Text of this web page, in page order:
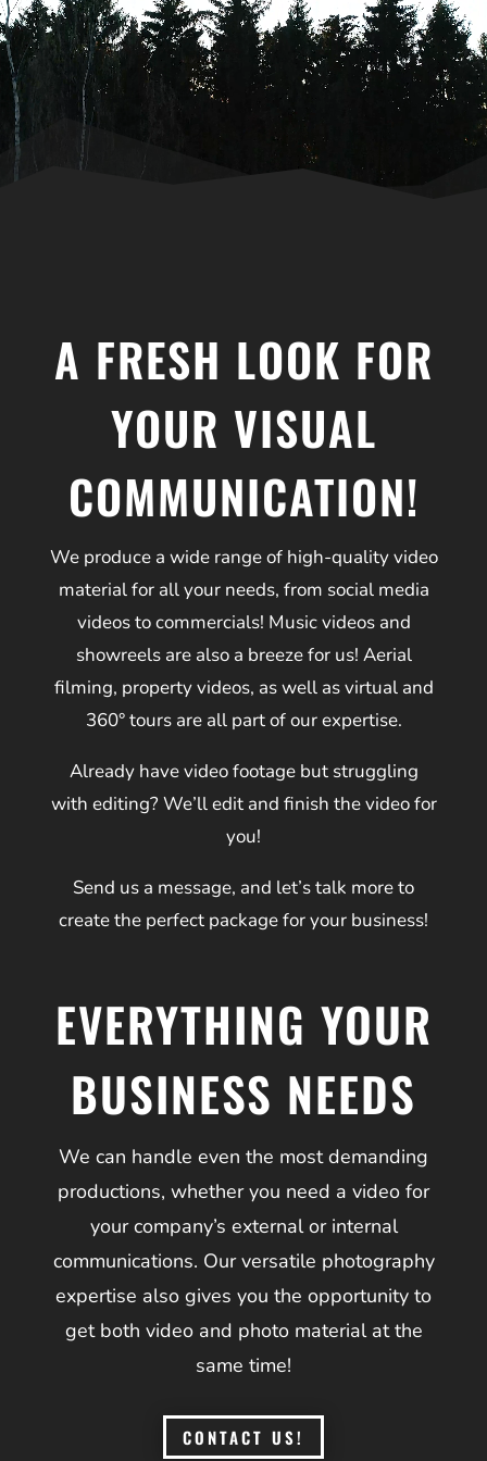
A FRESH LOOK FOR
YOUR VISUAL
COMMUNICATION!
We produce a wide range of high-quality video
material for all your needs, from social media
videos to commercials! Music videos and
showreels are also a breeze for us! Aerial
filming, property videos, as well as virtual and
360° tours are all part of our expertise.
Already have video footage but struggling
with editing? We’ll edit and finish the video for
you!
Send us a message, and let’s talk more to
create the perfect package for your business!
EVERYTHING YOUR
BUSINESS NEEDS
We can handle even the most demanding
productions, whether you need a video for
your company’s external or internal
communications. Our versatile photography
expertise also gives you the opportunity to
get both video and photo material at the
same time!
CONTACT US!
ADD
18,90€ + ADD